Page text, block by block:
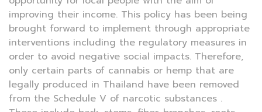
improving their income. This policy has been being
brought forward to implement through appropriate
interventions including the regulatory measures in
order to avoid negative social impacts. Therefore,
only certain parts of cannabis or hemp that are
legally produced in Thailand have been removed
from the Schedule V of narcotic substances .